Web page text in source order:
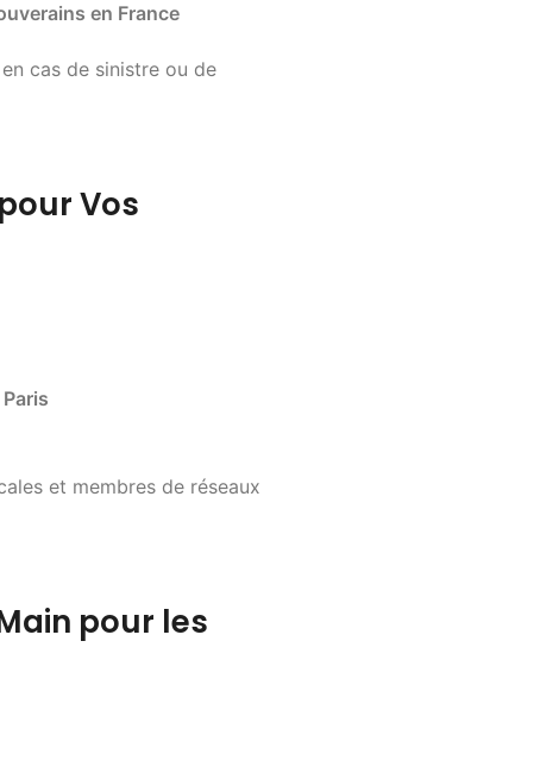
en France
cas de sinistre ou de
Vos
et membres de réseaux
pour les